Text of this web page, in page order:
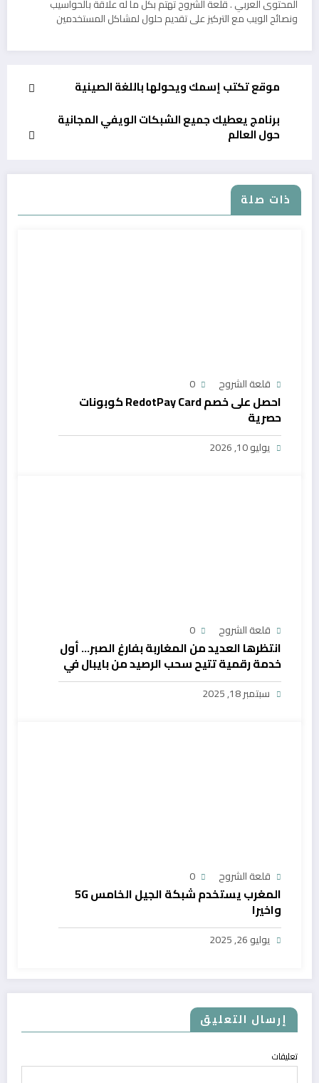
المحتوى العربي . قلعة الشروح تهتم بكل ما له علاقة بالحواسيب
ونصائح الويب مع التركيز على تقديم حلول لمشاكل المستخدمين
موقع تكتب إسمك ويحولها باللغة الصينية
برنامج يعطيك جميع الشبكات الويفي المجانية
حول العالم
ذات صلة
قلعة الشروح 0
احصل على خصم RedotPay Card كوبونات
حصرية
يوليو 10, 2026
قلعة الشروح 0
انتظرها العديد من المغاربة بفارغ الصبر… أول
خدمة رقمية تتيح سحب الرصيد من بايبال في
المغرب
سبتمبر 18, 2025
قلعة الشروح 0
المغرب يستخدم شبكة الجيل الخامس 5G
واخيرا
يوليو 26, 2025
إرسال التعليق
تعليقات